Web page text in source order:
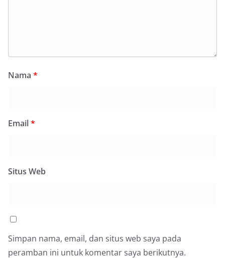
Nama *
Email*
Situs Web
Simpan nama, email, dan situs web saya pada
peramban ini untuk komentar saya berikutnya.